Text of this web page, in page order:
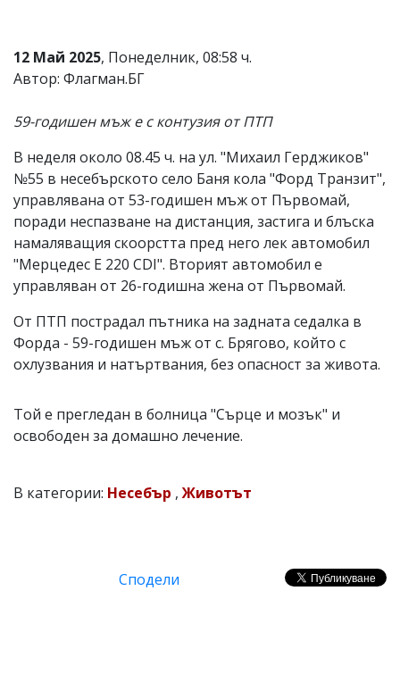
статиите
се
въвеждат
читателите
и
не
носи
отговорност
за
тях!
Ако
откриете
обиден
за
коментар,
моля
сигнализирайте
ни!
12 Май 2025, Понеделник, 08:58 ч.
Автор: Флагман.БГ
59-годишен мъж е с контузия от ПТП
В неделя около 08.45 ч. на ул. "Михаил Герджиков"
№55 в несебърското село Баня кола "Форд Транзит",
управлявана от 53-годишен мъж от Първомай,
поради неспазване на дистанция, застига и блъска
намаляващия скоорстта пред него лек автомобил
"Мерцедес Е 220 CDI". Вторият автомобил е
управляван от 26-годишна жена от Първомай.
От ПТП пострадал пътника на задната седалка в
Форда - 59-годишен мъж от с. Брягово, който с
охлузвания и натъртвания, без опасност за живота.
Той е прегледан в болница "Сърце и мозък" и
освободен за домашно лечение.
В категории: Несебър ,Животът
Сподели